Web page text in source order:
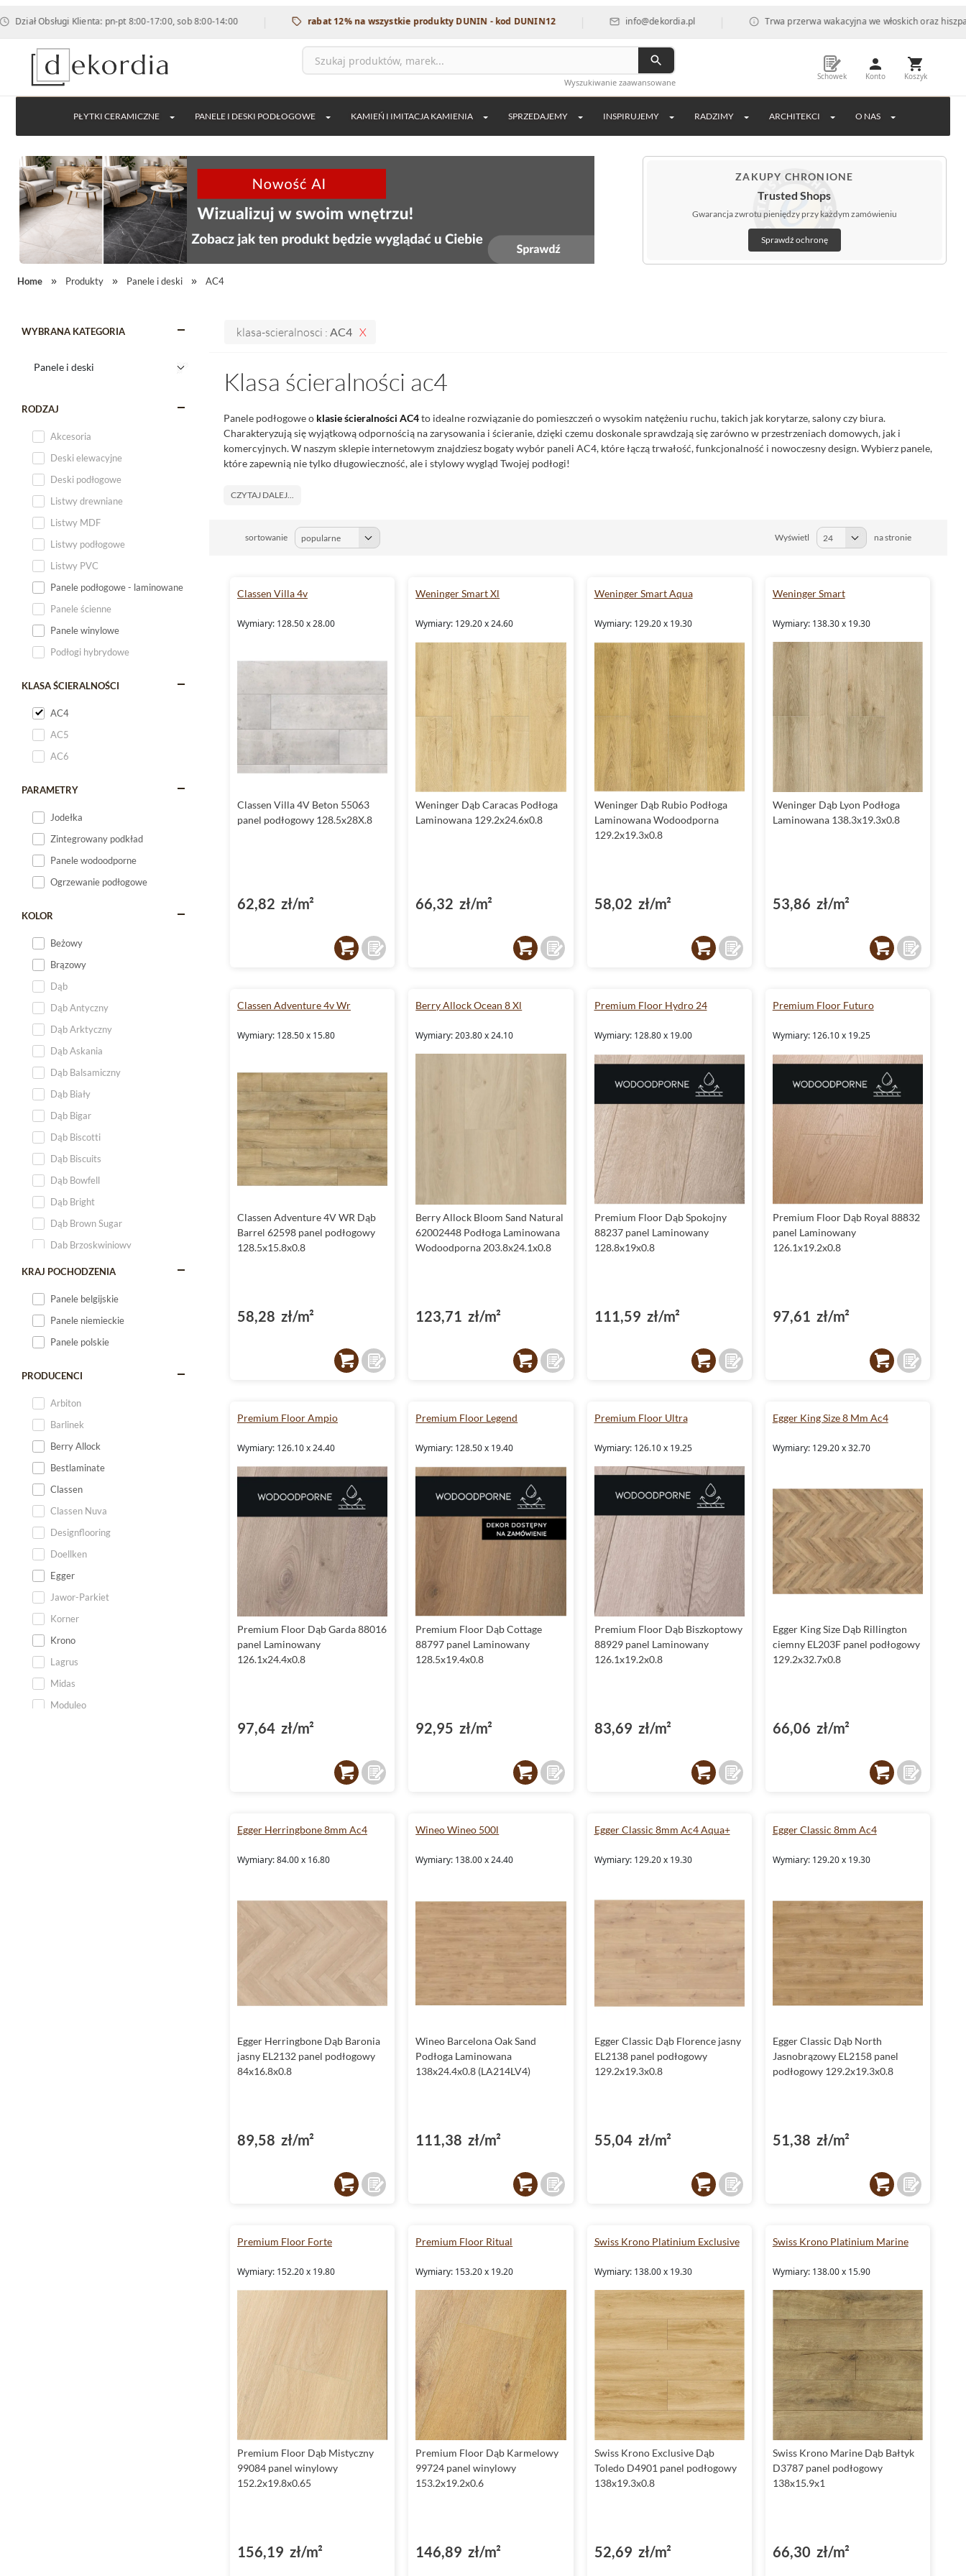
Klienta: pn-pt 8:00-17:00, sob 8:00-14:00 | rabat 12% na wszystkie produkty DUNIN - kod DUNIN12 | info@dekordia.pl | Trwa przerwa wakacyjna we włoskich oraz hiszpańskich
Wyszukiwanie zaawansowane
Schowek Konto Koszyk
PŁYTKI CERAMICZNE PANELE I DESKI PODŁOGOWE KAMIEŃ I IMITACJA KAMIENIA SPRZEDAJEMY INSPIRUJEMY RADZIMY ARCHITEKCI O NAS
ZAKUPY CHRONIONE
Trusted Shops
Gwarancja zwrotu pieniędzy przy każdym zamówieniu
Sprawdź ochronę
Home Produkty Panele i deski AC4
WYBRANA KATEGORIA
RODZAJ
Akcesoria
Deski elewacyjne
Deski podłogowe
Listwy drewniane
Listwy MDF
Listwy podłogowe
Listwy PVC
Panele podłogowe - laminowane
Panele ścienne
Panele winylowe
Podłogi hybrydowe
KLASA ŚCIERALNOŚCI
AC4
AC5
AC6
PARAMETRY
Jodełka
Zintegrowany podkład
Panele wodoodporne
Ogrzewanie podłogowe
KOLOR
Beżowy
Brązowy
Dąb
Dąb Antyczny
Dąb Arktyczny
Dąb Askania
Dąb Balsamiczny
Dąb Biały
Dąb Bigar
Dąb Biscotti
Dąb Biscuits
Dąb Bowfell
Dąb Bright
Dąb Brown Sugar
Dąb Brzoskwiniowy
Dąb Cappuccino
Dąb Jedwabny
KRAJ POCHODZENIA
Panele belgijskie
Panele niemieckie
Panele polskie
PRODUCENCI
Arbiton
Barlinek
Berry Allock
Bestlaminate
Classen
Classen Nuva
Designflooring
Doellken
Egger
Jawor-Parkiet
Korner
Krono
Lagrus
Midas
Moduleo
klasa-scieralnosci : AC4
Klasa ścieralności ac4
Panele podłogowe o klasie ścieralności AC4to idealne rozwiązanie do pomieszczeń o wysokim natężeniu ruchu, takich jak korytarze, salony czy biura.
Charakteryzują się wyjątkową odpornością na zarysowania i ścieranie, dzięki czemu doskonale sprawdzają się zarówno w przestrzeniach domowych, jak i
komercyjnych. W naszym sklepie internetowym znajdziesz bogaty wybór paneli AC4, które łączą trwałość, funkcjonalność i nowoczesny design. Wybierz panele,
które zapewnią nie tylko długowieczność, ale i stylowy wygląd Twojej podłogi!
CZYTAJ DALEJ...
sortowanie Wyświetl na stronie
Classen Villa 4v
Wymiary: 128.50 x 28.00
Classen Villa 4V Beton 55063
panel podłogowy 128.5x28X.8
62,82 zł/m²
Weninger Smart Xl
Wymiary: 129.20 x 24.60
Weninger Dąb Caracas Podłoga
Laminowana 129.2x24.6x0.8
66,32 zł/m²
Weninger Smart Aqua
Wymiary: 129.20 x 19.30
Weninger Dąb Rubio Podłoga
Laminowana Wodoodporna
129.2x19.3x0.8
58,02 zł/m²
Weninger Smart
Wymiary: 138.30 x 19.30
Weninger Dąb Lyon Podłoga
Laminowana 138.3x19.3x0.8
53,86 zł/m²
Classen Adventure 4v Wr
Wymiary: 128.50 x 15.80
Classen Adventure 4V WR Dąb
Barrel 62598 panel podłogowy
128.5x15.8x0.8
58,28 zł/m²
Berry Allock Ocean 8 Xl
Wymiary: 203.80 x 24.10
Berry Allock Bloom Sand Natural
62002448 Podłoga Laminowana
Wodoodporna 203.8x24.1x0.8
123,71 zł/m²
Premium Floor Hydro 24
Wymiary: 128.80 x 19.00
Premium Floor Dąb Spokojny
88237 panel Laminowany
128.8x19x0.8
111,59 zł/m²
Premium Floor Futuro
Wymiary: 126.10 x 19.25
Premium Floor Dąb Royal 88832
panel Laminowany
126.1x19.2x0.8
97,61 zł/m²
Premium Floor Ampio
Wymiary: 126.10 x 24.40
Premium Floor Dąb Garda 88016
panel Laminowany
126.1x24.4x0.8
97,64 zł/m²
Premium Floor Legend
Wymiary: 128.50 x 19.40
Premium Floor Dąb Cottage
88797 panel Laminowany
128.5x19.4x0.8
92,95 zł/m²
Premium Floor Ultra
Wymiary: 126.10 x 19.25
Premium Floor Dąb Biszkoptowy
88929 panel Laminowany
126.1x19.2x0.8
83,69 zł/m²
Egger King Size 8 Mm Ac4
Wymiary: 129.20 x 32.70
Egger King Size Dąb Rillington
ciemny EL203F panel podłogowy
129.2x32.7x0.8
66,06 zł/m²
Egger Herringbone 8mm Ac4
Wymiary: 84.00 x 16.80
Egger Herringbone Dąb Baronia
jasny EL2132 panel podłogowy
84x16.8x0.8
89,58 zł/m²
Wineo Wineo 500l
Wymiary: 138.00 x 24.40
Wineo Barcelona Oak Sand
Podłoga Laminowana
138x24.4x0.8 (LA214LV4)
111,38 zł/m²
Egger Classic 8mm Ac4 Aqua+
Wymiary: 129.20 x 19.30
Egger Classic Dąb Florence jasny
EL2138 panel podłogowy
129.2x19.3x0.8
55,04 zł/m²
Egger Classic 8mm Ac4
Wymiary: 129.20 x 19.30
Egger Classic Dąb North
Jasnobrązowy EL2158 panel
podłogowy 129.2x19.3x0.8
51,38 zł/m²
Premium Floor Forte
Wymiary: 152.20 x 19.80
Premium Floor Dąb Mistyczny
99084 panel winylowy
152.2x19.8x0.65
156,19 zł/m²
Premium Floor Ritual
Wymiary: 153.20 x 19.20
Premium Floor Dąb Karmelowy
99724 panel winylowy
153.2x19.2x0.6
146,89 zł/m²
Swiss Krono Platinium Exclusive
Wymiary: 138.00 x 19.30
Swiss Krono Exclusive Dąb
Toledo D4901 panel podłogowy
138x19.3x0.8
52,69 zł/m²
Swiss Krono Platinium Marine
Wymiary: 138.00 x 15.90
Swiss Krono Marine Dąb Bałtyk
D3787 panel podłogowy
138x15.9x1
66,30 zł/m²